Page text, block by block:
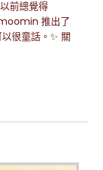
前總覺得
推出了
很童話。✨ 關